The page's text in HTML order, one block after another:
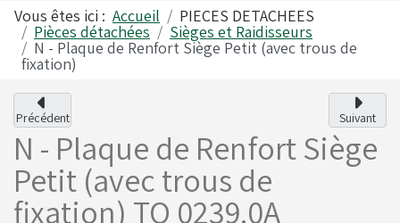
Vous êtes ici : Accueil PIECES DETACHEES
Pièces détachées Sièges et Raidisseurs
N - Plaque de Renfort Siège Petit (avec trous de
fixation)
Précédent Suivant
N - Plaque de Renfort Siège
Petit (avec trous de
fixation) TO 0239.0A
Carrosseries
Freins
Fusées & Pièces
Alfano
Visserie - Boulonnerie
Lubrifiants